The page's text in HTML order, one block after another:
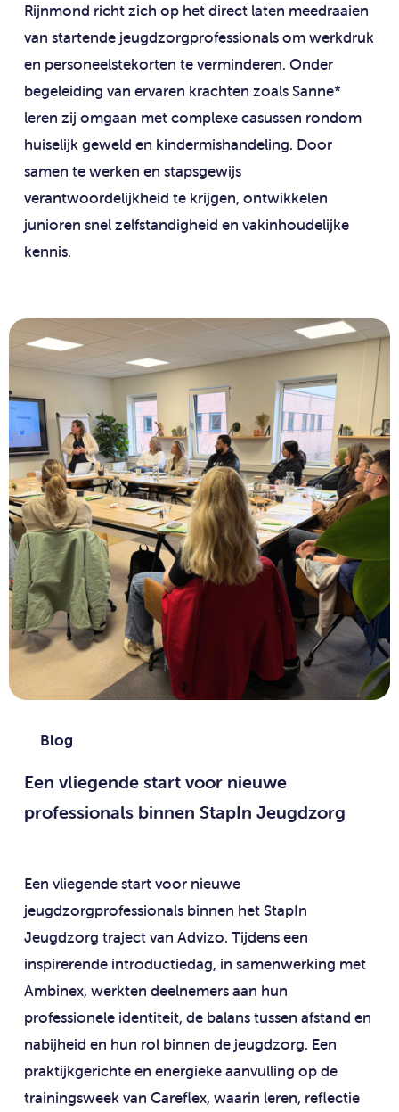
Rijnmond richt zich op het direct laten meedraaien
van startende jeugdzorgprofessionals om werkdruk
en personeelstekorten te verminderen. Onder
begeleiding van ervaren krachten zoals Sanne*
leren zij omgaan met complexe casussen rondom
huiselijk geweld en kindermishandeling. Door
samen te werken en stapsgewijs
verantwoordelijkheid te krijgen, ontwikkelen
junioren snel zelfstandigheid en vakinhoudelijke
kennis.
Blog
Een vliegende start voor nieuwe
professionals binnen StapIn Jeugdzorg
Een vliegende start voor nieuwe
jeugdzorgprofessionals binnen het StapIn
Jeugdzorg traject van Advizo. Tijdens een
inspirerende introductiedag, in samenwerking met
Ambinex, werkten deelnemers aan hun
professionele identiteit, de balans tussen afstand en
nabijheid en hun rol binnen de jeugdzorg. Een
praktijkgerichte en energieke aanvulling op de
trainingsweek van Careflex, waarin leren, reflectie